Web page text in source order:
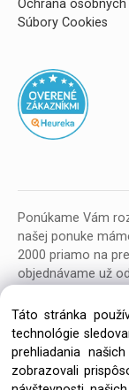
Ochrana
Súbory Cookies
Ponúkame Vám
našej ponuke
2000 priamo na
objednávame už
Táto stránka
technológie
prehliadania
zobrazovali